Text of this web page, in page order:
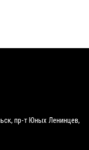
пр-т Юных Ленинцев,